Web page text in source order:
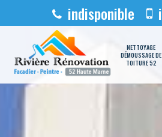
indisponible
NETTOYAGE
DÉMOUSSAGE DE
TOITURE 52